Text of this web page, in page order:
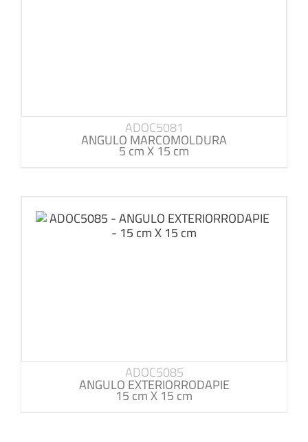
ADOC5081
ANGULO MARCOMOLDURA
5 cm X 15 cm
ADOC5085
ANGULO EXTERIORRODAPIE
15 cm X 15 cm